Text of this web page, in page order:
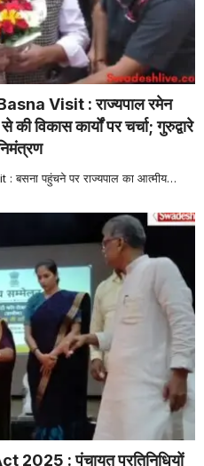
Visit : राज्यपाल रमेन
विकास कार्यों पर चर्चा; गुरुद्वारे
पहुंचने पर राज्यपाल का आत्मीय…
: पंचायत प्रतिनिधियों